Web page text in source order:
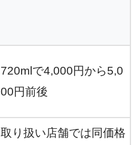
720mlで4,000円から5,0
00円前後
取り扱い店舗では同価格